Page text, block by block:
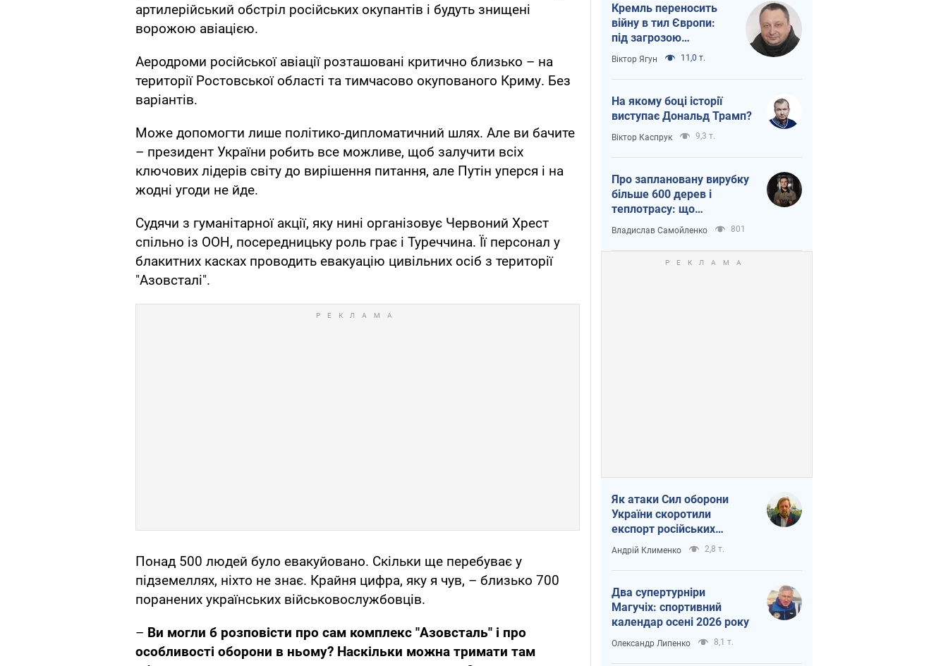
артилерійський обстріл російських окупантів і будуть знищені
ворожою авіацією.
Аеродроми російської авіації розташовані критично близько – на
території Ростовської області та тимчасово окупованого Криму. Без
варіантів.
Може допомогти лише політико-дипломатичний шлях. Але ви бачите
– президент України робить все можливе, щоб залучити всіх
ключових лідерів світу до вирішення питання, але Путін уперся і на
жодні угоди не йде.
Судячи з гуманітарної акції, яку нині організовує Червоний Хрест
спільно із ООН, посередницьку роль грає і Туреччина. Її персонал у
блакитних касках проводить евакуацію цивільних осіб з території
"Азовсталі".
Понад 500 людей було евакуйовано. Скільки ще перебуває у
підземеллях, ніхто не знає. Крайня цифра, яку я чув, – близько 700
поранених українських військовослужбовців.
– Ви могли б розповісти про сам комплекс "Азовсталь" і про
особливості оборони в ньому? Наскільки можна тримати там
Кремль переносить
війну в тил Європи:
під загрозою
критична логістика
Віктор Ягун 11,0 т.
На якому боці історії
виступає Дональд Трамп?
Віктор Каспрук 9,3 т.
Про заплановану вирубку
більше 600 дерев і
теплотрасу: що
відбувається на Теремках
у Києві
Владислав Самойленко 801
Як атаки Сил оборони
України скоротили
експорт російських
нафтопродуктів
Андрій Клименко 2,8 т.
Два супертурніри
Магучіх: спортивний
календар осені 2026 року
Олександр Липенко 8,1 т.